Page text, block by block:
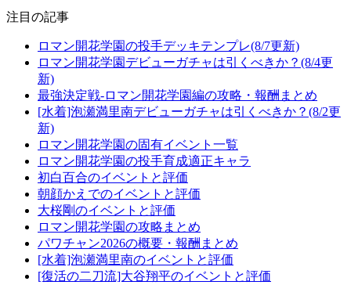
注目の記事
ロマン開花学園の投手デッキテンプレ(8/7更新)
ロマン開花学園デビューガチャは引くべきか？(8/4更
新)
最強決定戦-ロマン開花学園編の攻略・報酬まとめ
[水着]泡瀬満里南デビューガチャは引くべきか？(8/2更
新)
ロマン開花学園の固有イベント一覧
ロマン開花学園の投手育成適正キャラ
初白百合のイベントと評価
朝顔かえでのイベントと評価
大桜剛のイベントと評価
ロマン開花学園の攻略まとめ
パワチャン2026の概要・報酬まとめ
[水着]泡瀬満里南のイベントと評価
[復活の二刀流]大谷翔平のイベントと評価